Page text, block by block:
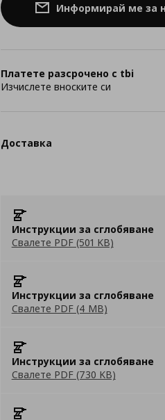
Информирай ме за
Платете разсрочено с tbi
Изчислете вноските си
Доставка
Инструкции за сглобяване
Свалете PDF (501 KB)
Инструкции за сглобяване
Свалете PDF (4 MB)
Инструкции за сглобяване
Свалете PDF (730 KB)